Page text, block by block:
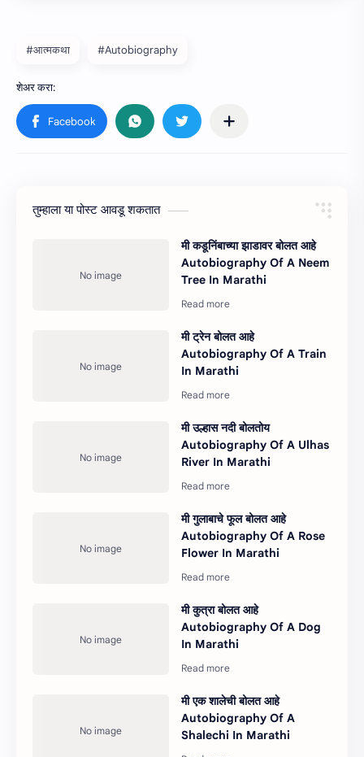
#आत्मकथा #Autobiography
तुम्‍हाला या पोस्‍ट आवडू शकतात
मी कडूनिंबाच्या झाडावर बोलत आहे
Autobiography Of A Neem
Tree In Marathi
मी ट्रेन बोलत आहे
Autobiography Of A Train
In Marathi
मी उल्हास नदी बोलतोय
Autobiography Of A Ulhas
River In Marathi
मी गुलाबाचे फूल बोलत आहे
Autobiography Of A Rose
Flower In Marathi
मी कुत्रा बोलत आहे
Autobiography Of A Dog
In Marathi
मी एक शालेची बोलत आहे
Autobiography Of A
Shalechi In Marathi